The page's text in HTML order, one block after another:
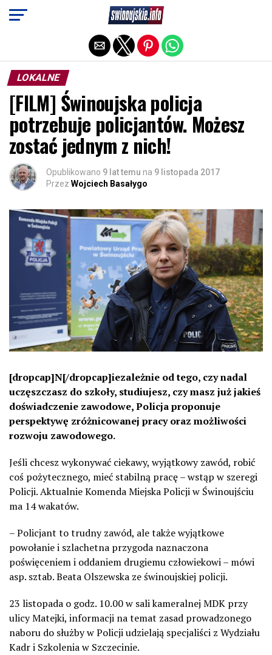
LOKALNE
[FILM] Świnoujska policja
potrzebuje policjantów. Możesz
zostać jednym z nich!
Opublikowano 9 lat temu na 9 listopada 2017
Przez Wojciech Basałygo
[dropcap]N[/dropcap]iezależnie od tego, czy nadal
uczęszczasz do szkoły, studiujesz, czy masz już jakieś
doświadczenie zawodowe, Policja proponuje
perspektywę zróżnicowanej pracy oraz możliwości
rozwoju zawodowego.
Jeśli chcesz wykonywać ciekawy, wyjątkowy zawód, robić
coś pożytecznego, mieć stabilną pracę – wstąp w szeregi
Policji. Aktualnie Komenda Miejska Policji w Świnoujściu
ma 14 wakatów.
– Policjant to trudny zawód, ale także wyjątkowe
powołanie i szlachetna przygoda naznaczona
poświęceniem i oddaniem drugiemu człowiekowi – mówi
asp. sztab. Beata Olszewska ze świnoujskiej policji.
23 listopada o godz. 10.00 w sali kameralnej MDK przy
ulicy Matejki, informacji na temat zasad prowadzonego
naboru do służby w Policji udzielają specjaliści z Wydziału
Kadr i Szkolenia w Szczecinie.
Exit mobile version